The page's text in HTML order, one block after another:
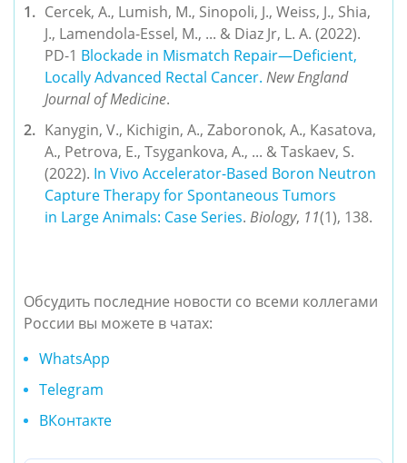
Cercek, A., Lumish, M., Sinopoli, J., Weiss, J., Shia,
J., Lamendola-Essel, M., ... & Diaz Jr, L. A. (2022).
PD-1 Blockade in Mismatch Repair—Deficient,
Locally Advanced Rectal Cancer. New England
Journal of Medicine.
Kanygin, V., Kichigin, A., Zaboronok, A., Kasatova,
A., Petrova, E., Tsygankova, A., ... & Taskaev, S.
(2022). In Vivo Accelerator-Based Boron Neutron
Capture Therapy for Spontaneous Tumors
in Large Animals: Case Series. Biology, 11(1), 138.
Обсудить последние новости со всеми коллегами
России вы можете в чатах:
WhatsApp
Telegram
ВКонтакте